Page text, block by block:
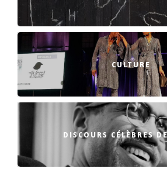
CULTURE
DISCOURS CÉLÈBRES